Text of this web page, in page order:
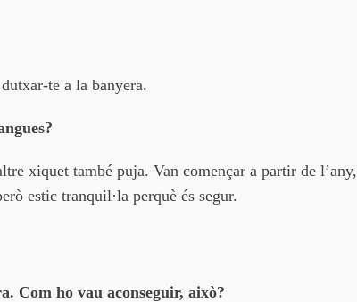
te a la banyera.
xiquet també puja. Van començar a partir de l’any,
estic tranquil·la perquè és segur.
Com ho vau aconseguir, això?